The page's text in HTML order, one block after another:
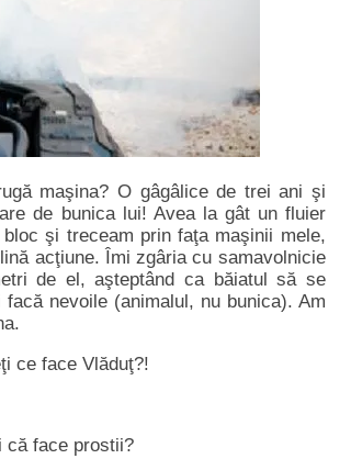
maşina? O gâgâlice de trei ani şi
de bunica lui! Avea la gât un fluier
şi treceam prin faţa maşinii mele,
acţiune. Îmi zgâria cu samavolnicie
de el, aşteptând ca băiatul să se
nevoile (animalul, nu bunica). Am
ce face Vlăduţ?!
că face prostii?